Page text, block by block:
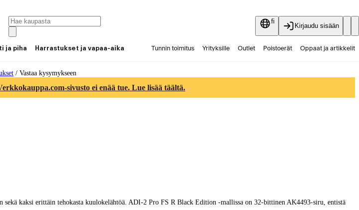
fi
Kirjaudu sisään
ja piha Harrastukset ja vapaa-aika Tunnin toimitus Yrityksille Outlet Poistoerät Oppaat ja artikkelit
/ Vastaa kysymykseen
sivusto ei enää tue. Lue lisää täältä.
kaksi erittäin tehokasta kuulokelähtöä. ADI-2 Pro FS R Black Edition -mallissa on 32-bittinen AK4493-siru, entistä